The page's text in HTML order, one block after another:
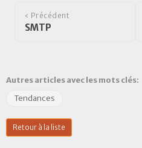
‹ Précédent
SMTP
Autres articles avec les mots clés:
Tendances
Retour à la liste